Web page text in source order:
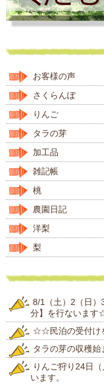
お客様の声
さくらんぼ
りんご
タラの芽
加工品
雑記帳
桃
農園日記
洋梨
梨
8/1（土）2（日）
分】を行ないます
☆☆民泊の受付け
タラの芽の収穫始
りんご狩り24日
います。